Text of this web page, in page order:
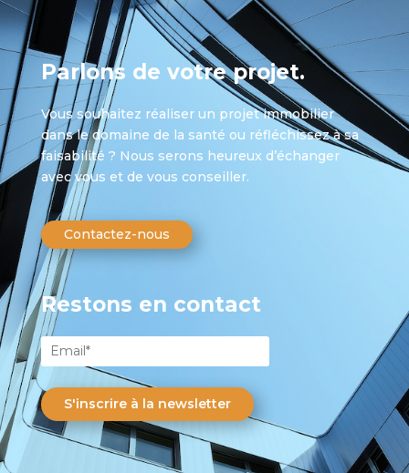
Parlons de votre projet.
Vous souhaitez réaliser un projet immobilier
dans le domaine de la santé ou réfléchissez à sa
faisabilité ? Nous serons heureux d’échanger
avec vous et de vous conseiller.
Contactez-nous
Restons en contact
S'inscrire à la newsletter